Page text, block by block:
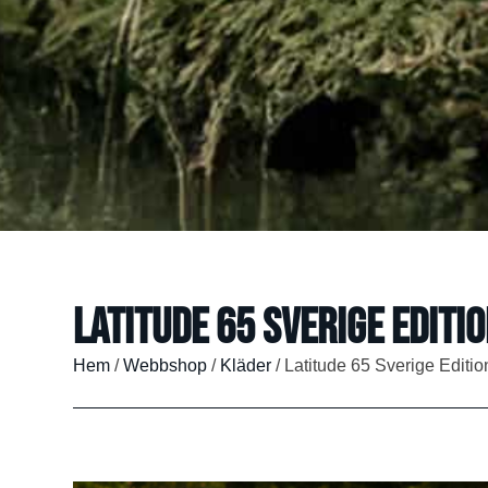
Latitude 65 Sverige
Hem /Webbshop / Kläder / Latitude 65 Sverige